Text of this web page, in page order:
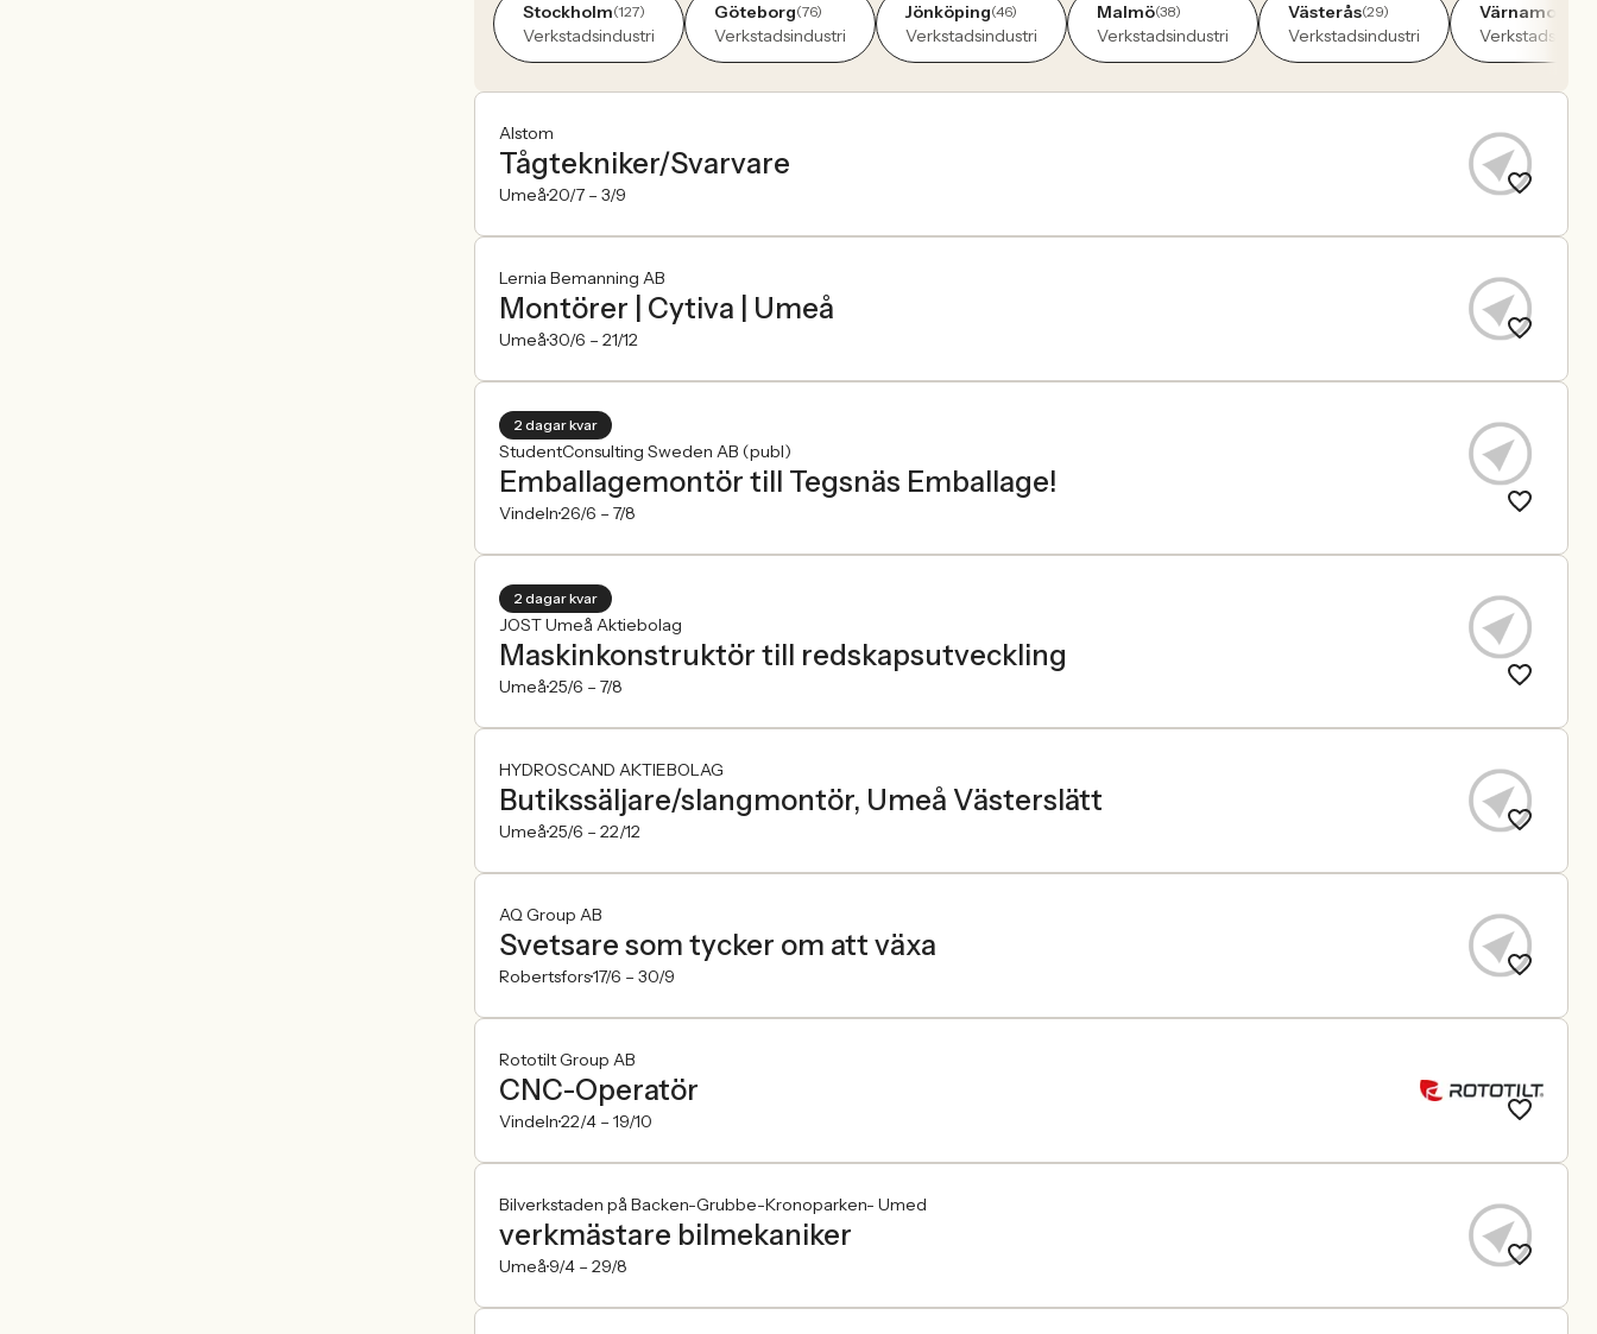
Stockholm(127)
Verkstadsindustri
Göteborg(76)
Verkstadsindustri
Jönköping(46)
Verkstadsindustri
Malmö(38)
Verkstadsindustri
Västerås(29)
Verkstadsindustri
Värnamo
Alstom
Tågtekniker/Svarvare
Umeå20/7 – 3/9
Lernia Bemanning AB
Montörer | Cytiva | Umeå
Umeå30/6 – 21/12
2 dagar kvar
StudentConsulting Sweden AB (publ)
Emballagemontör till Tegsnäs Emballage!
Vindeln26/6 – 7/8
2 dagar kvar
JOST Umeå Aktiebolag
Maskinkonstruktör till redskapsutveckling
Umeå25/6 – 7/8
HYDROSCAND AKTIEBOLAG
Butikssäljare/slangmontör, Umeå Västerslätt
Umeå25/6 – 22/12
AQ Group AB
Svetsare som tycker om att växa
Robertsfors17/6 – 30/9
Rototilt Group AB
CNC-Operatör
Vindeln22/4 – 19/10
Bilverkstaden på Backen-Grubbe-Kronoparken- Umed
verkmästare bilmekaniker
Umeå 9/4 – 29/8